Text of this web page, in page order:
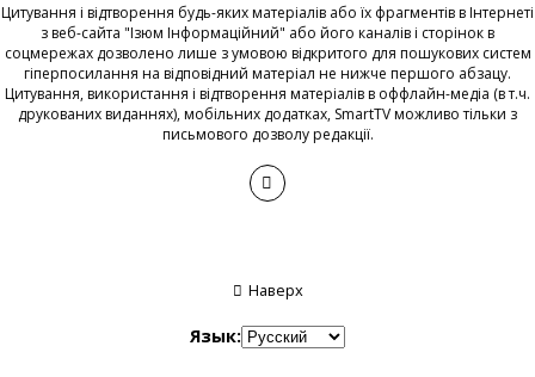
Цитування і відтворення будь-яких матеріалів або їх фрагментів в Інтернеті
з веб-сайта "Ізюм Інформаційний" або його каналів і сторінок в
соцмережах дозволено лише з умовою відкритого для пошукових систем
гіперпосилання на відповідний матеріал не нижче першого абзацу.
Цитування, використання і відтворення матеріалів в оффлайн-медіа (в т.ч.
друкованих виданнях), мобільних додатках, SmartTV можливо тільки з
письмового дозволу редакції.
Наверх
Язык: